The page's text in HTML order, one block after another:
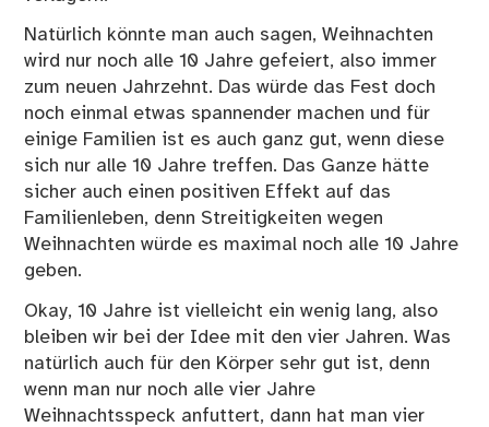
Natürlich könnte man auch sagen, Weihnachten
wird nur noch alle 10 Jahre gefeiert, also immer
zum neuen Jahrzehnt. Das würde das Fest doch
noch einmal etwas spannender machen und für
einige Familien ist es auch ganz gut, wenn diese
sich nur alle 10 Jahre treffen. Das Ganze hätte
sicher auch einen positiven Effekt auf das
Familienleben, denn Streitigkeiten wegen
Weihnachten würde es maximal noch alle 10 Jahre
geben.
Okay, 10 Jahre ist vielleicht ein wenig lang, also
bleiben wir bei der Idee mit den vier Jahren. Was
natürlich auch für den Körper sehr gut ist, denn
wenn man nur noch alle vier Jahre
Weihnachtsspeck anfuttert, dann hat man vier